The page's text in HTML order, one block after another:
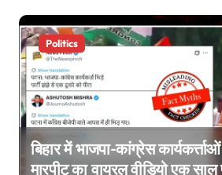
Politics
बिहार में भाजपा-कांग्रेस
मारपीट का वायरल वीडियो एक साल